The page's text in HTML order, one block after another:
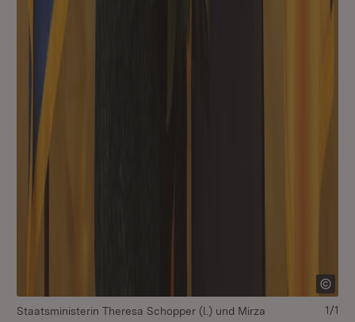
Staatsministerin Theresa Schopper (l.) und Mirza
1/1